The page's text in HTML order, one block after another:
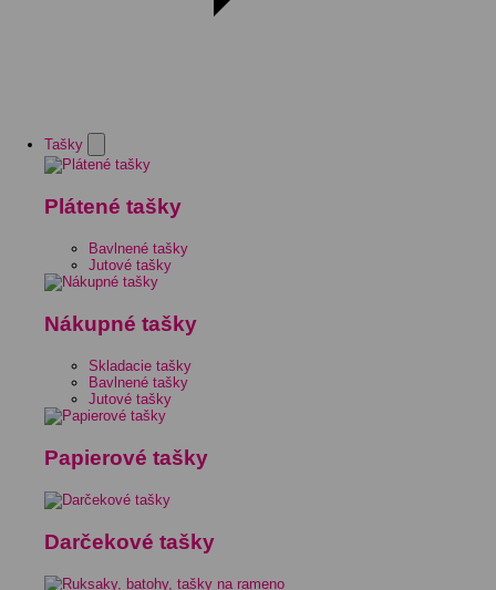
Tašky
Plátené tašky
Bavlnené tašky
Jutové tašky
Nákupné tašky
Skladacie tašky
Bavlnené tašky
Jutové tašky
Papierové tašky
Darčekové tašky